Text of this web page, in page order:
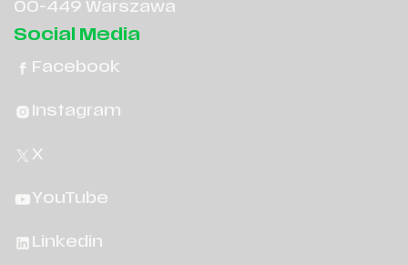
00-449 Warszawa
Social Media
Facebook
Instagram
X
YouTube
Linkedin